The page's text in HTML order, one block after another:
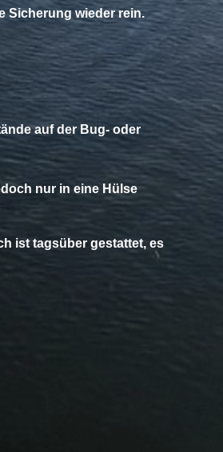
Sicherung wieder rein.
auf der Bug- oder
nur in eine Hülse
ist tagsüber gestattet, es